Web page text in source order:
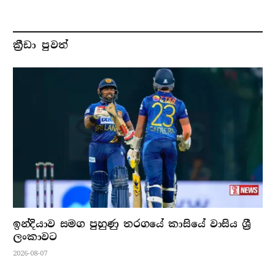
ක්‍රීඩා පුවත්
ඉන්දියාව සමග පුහුණු තරගයේ කාසියේ වාසිය ශ්‍රී
ලංකාවට
2026-08-07